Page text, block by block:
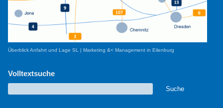
Überblick Anfahrt und Lage SL | Marketing &< Management in Eilenburg
Volltextsuche